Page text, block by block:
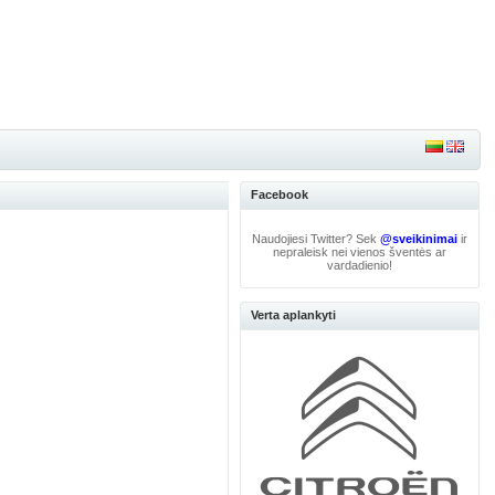
Facebook
Naudojiesi Twitter? Sek@sveikinimai ir
nepraleisk nei vienos šventės ar
vardadienio!
Verta aplankyti